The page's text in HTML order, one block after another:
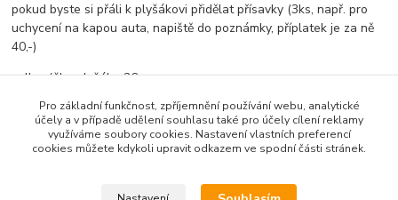
pokud byste si přáli k plyšákovi přidělat přísavky (3ks, např. pro
uchycení na kapou auta, napiště do poznámky, příplatek je za ně
40,-)
celk. výška plyšáka 26cm
Zboží zařazeno v kategoriích
Pro základní funkčnost, zpříjemnění používání webu, analytické
účely a v případě udělení souhlasu také pro účely cílení reklamy
využíváme soubory cookies. Nastavení vlastních preferencí
cookies můžete kdykoli upravit odkazem ve spodní části stránek.